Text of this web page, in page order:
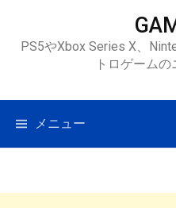
ツ
ス
PS5やXbox Series X、
トロゲーム
メニュー